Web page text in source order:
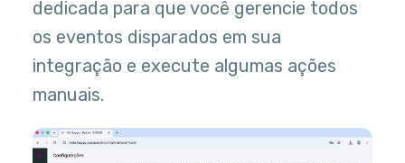
dedicada para que você gerencie todos
os eventos disparados em sua
integração e execute algumas ações
manuais.